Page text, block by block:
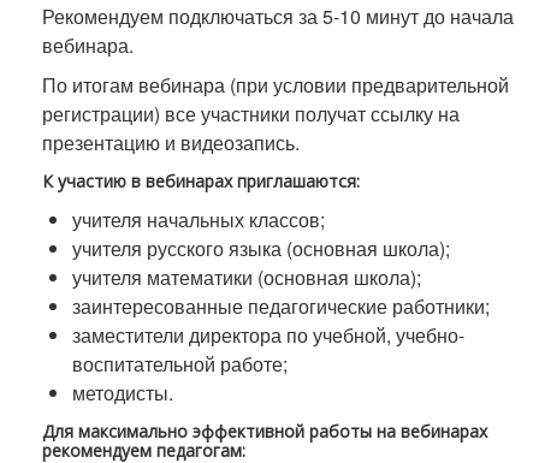
Рекомендуем подключаться за 5-10 минут до начала
вебинара.
По итогам вебинара (при условии предварительной
регистрации) все участники получат ссылку на
презентацию и видеозапись.
К участию в вебинарах приглашаются:
учителя начальных классов;
учителя русского языка (основная школа);
учителя математики (основная школа);
заинтересованные педагогические работники;
заместители директора по учебной, учебно-
воспитательной работе;
методисты.
Для максимально эффективной работы на вебинарах
рекомендуем педагогам: